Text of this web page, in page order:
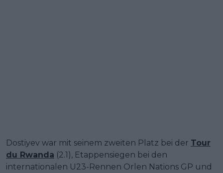
Dostiyev war mit seinem zweiten Platz bei der Tour
du Rwanda (2.1), Etappensiegen bei den
internationalen U23-Rennen Orlen Nations GP und